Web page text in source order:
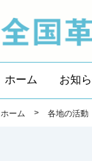
ホーム お知
ホーム > 各地の活動